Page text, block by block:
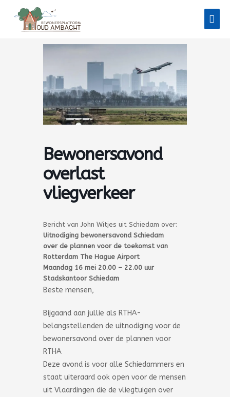
Bewonersavond
overlast
vliegverkeer
Bericht van John Witjes uit Schiedam over:
Uitnodiging bewonersavond Schiedam
over de plannen voor de toekomst van
Rotterdam The Hague Airport
Maandag 16 mei 20.00 – 22.00 uur
Stadskantoor Schiedam
Beste mensen,
Bijgaand aan jullie als RTHA-
belangstellenden de uitnodiging voor de
bewonersavond over de plannen voor
RTHA.
Deze avond is voor alle Schiedammers en
staat uiteraard ook open voor de mensen
uit Vlaardingen die de vliegtuigen over